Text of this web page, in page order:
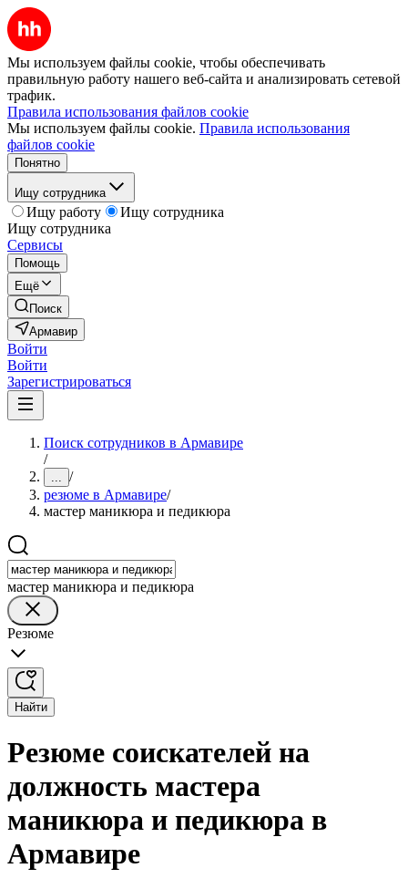
Мы используем файлы cookie, чтобы обеспечивать
правильную работу нашего веб-сайта и анализировать сетевой
трафик.
Правила использования файлов cookie
Мы используем файлы cookie. Правила использования
файлов cookie
Понятно
Ищу сотрудника
Ищу работу
Ищу сотрудника
Ищу сотрудника
Сервисы
Помощь
Ещё
Поиск
Армавир
Войти
Войти
Зарегистрироваться
Поиск сотрудников в Армавире
/
... /
резюме в Армавире/
мастер маникюра и педикюра
мастер маникюра и педикюра
Резюме
Найти
Резюме соискателей на
должность мастера
маникюра и педикюра в
Армавире